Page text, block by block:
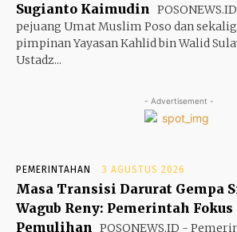
Sugianto Kaimudin
pejuang Umat Muslim Poso dan
pimpinan Yayasan Kahlid bin Walid
Ustadz...
- Advertisement -
PEMERINTAHAN 3 AGUSTUS 2026
Masa Transisi Darurat Gempa
Wagub Reny: Pemerintah
Pemulihan POSONEWS.ID -